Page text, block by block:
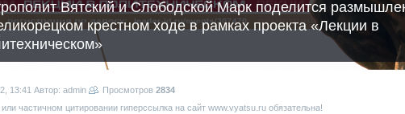
Вятский и Слободской Марк поделится
крестном ходе в рамках проекта «Лекции в
13:41 Автор: admin Просмотров 2834
частичном цитировании гиперссылка на сайт www.vyatsu.ru обязательна!